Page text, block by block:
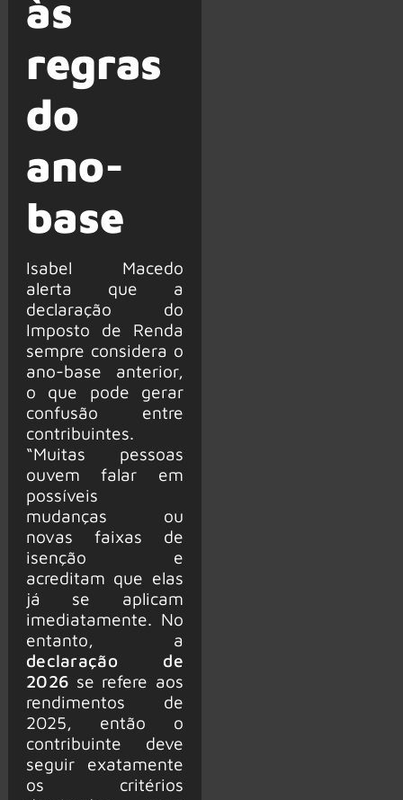
às
regras
do
ano-
base
Isabel Macedo
alerta que a
declaração do
Imposto de Renda
sempre considera o
ano-base anterior,
o que pode gerar
confusão entre
contribuintes.
“Muitas pessoas
ouvem falar em
possíveis
mudanças ou
novas faixas de
isenção e
acreditam que elas
já se aplicam
imediatamente. No
entanto, a
declaração de
2026 se refere aos
rendimentos de
2025, então o
contribuinte deve
seguir exatamente
os critérios